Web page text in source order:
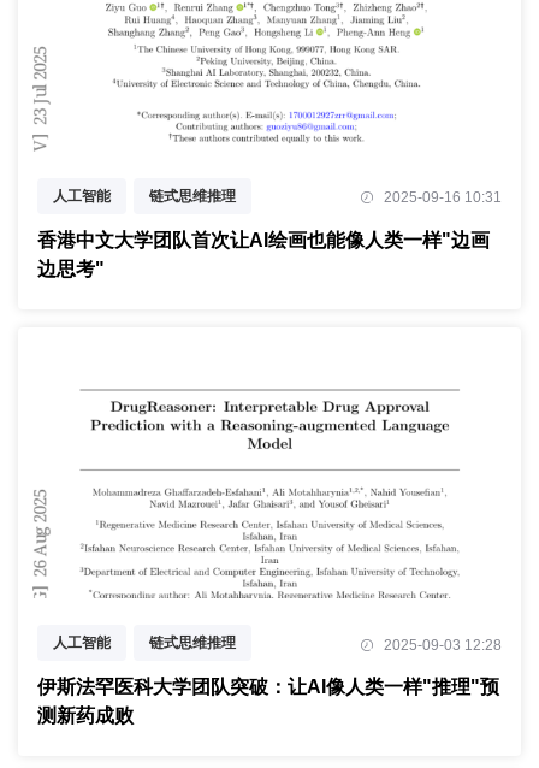
人工智能 链式思维推理
潜力评估奖励模型
2025-09-16 10:31
香港中文大学团队首次让AI绘画也能像人类一样"边画
边思考"
人工智能 链式思维推理
药物发现
2025-09-03 12:28
伊斯法罕医科大学团队突破：让AI像人类一样"推理"预
测新药成败